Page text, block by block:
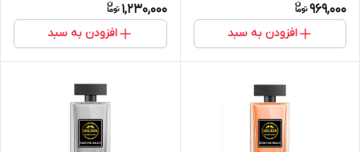
969,000
افزودن به سبد
1,230,000
افزودن به سبد